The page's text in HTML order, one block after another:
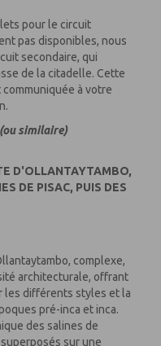
pour le circuit
pas disponibles, nous
secondaire, qui
de la citadelle. Cette
à votre
similaire)
D'OLLANTAYTAMBO,
DE PISAC, PUIS DES
complexe,
architecturale, offrant
les différents styles et la
pré-inca et inca.
des salines de
sur une